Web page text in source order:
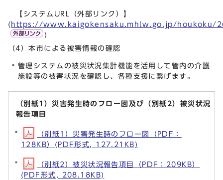
【システムURL（外部リンク）】
( https://www.kaigokensaku.mhlw.go.jp/houkoku/
)
（4）本市による被害情報の確認
管理システムの被災状況集計機能を活用して管内の介護
施設等の被害状況を確認し、各種支援に繋げます。
（別紙1）災害発生時のフロー図及び（別紙2）被災状況
報告項目
（別紙1）災害発生時のフロー図（PDF：
128KB）(PDF形式, 127.21KB)
（別紙2）被災状況報告項目（PDF：209KB）
(PDF形式, 208.18KB)